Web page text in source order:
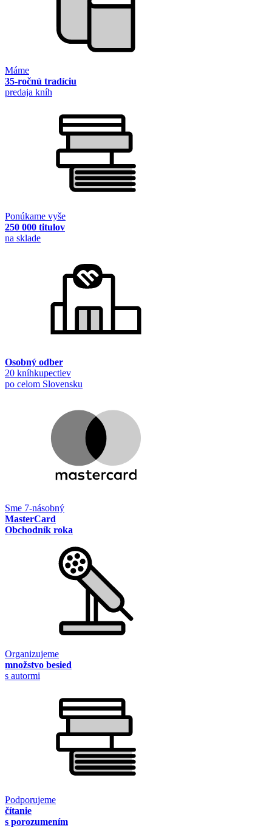
Máme
35-ročnú tradíciu
predaja kníh
Ponúkame vyše
250 000 titulov
na sklade
Osobný odber
20 kníhkupectiev
po celom Slovensku
Sme 7-násobný
MasterCard
Obchodník roka
Organizujeme
množstvo besied
s autormi
Podporujeme
čítanie
s porozumením